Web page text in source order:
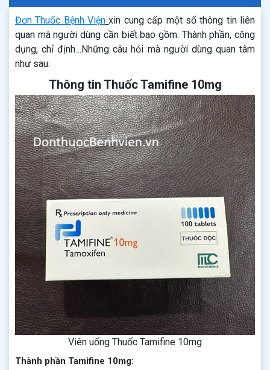
Đơn Thuốc Bệnh Viện xin cung cấp một số thông tin liên
quan mà người dùng cần biết bao gồm: Thành phần, công
dụng, chỉ định…Những câu hỏi mà người dùng quan tâm
như sau:
Thông tin Thuốc Tamifine 10mg
Viên uống Thuốc Tamifine 10mg
Thành phần Tamifine 10mg: